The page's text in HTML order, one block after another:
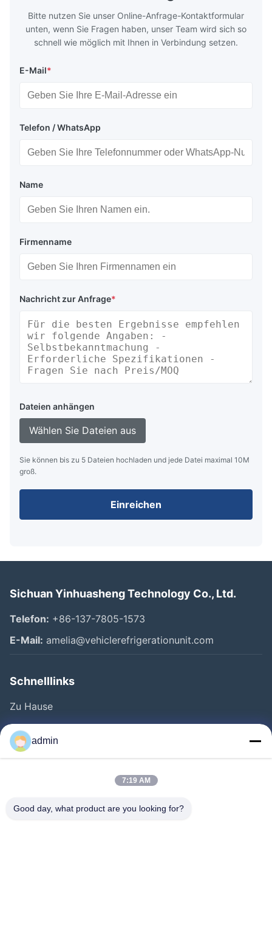
Bitte nutzen Sie unser Online-Anfrage-Kontaktformular
unten, wenn Sie Fragen haben, unser Team wird sich so
schnell wie möglich mit Ihnen in Verbindung setzen.
E-Mail*
Telefon / WhatsApp
Name
Firmenname
Nachricht zur Anfrage*
Dateien anhängen
Wählen Sie Dateien aus
Sie können bis zu 5 Dateien hochladen und jede Datei maximal 10M
groß.
Einreichen
Sichuan Yinhuasheng Technology Co., Ltd.
Telefon: +86-137-7805-1573
E-Mail: amelia@vehiclerefrigerationunit.com
Schnelllinks
Zu Hause
Produkte
Videos
Qualitätskontrolle
admin
7:19 AM
Good day, what product are you looking for?